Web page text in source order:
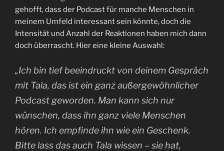
gehofft, dass der Podcast für manche Menschen in
meinem Umfeld interessant sein könnte, doch die
Intensität und Anzahl der Reaktionen haben mich dann
doch überrascht. Hier eine kleine Auswahl:
„Ich bin tief beeindruckt von deinem Gespräch
mit Tala, das ist ein ganz außergewöhnlicher
Podcast geworden. Man kann sich nur
wünschen, dass ihn ganz viele Menschen
hören. Ich empfinde ihn wie ein Geschenk.
Bitte lass das auch Tala wissen – sie hat,